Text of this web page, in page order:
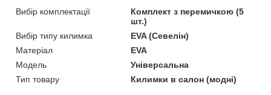
Вибір комплектації
Комплект з перемичкою (5
шт.)
Вибір типу килимка
EVA (Севелін)
Матеріал
EVA
Мoдель
Універсальна
Тип товару
Килимки в салон (модні)